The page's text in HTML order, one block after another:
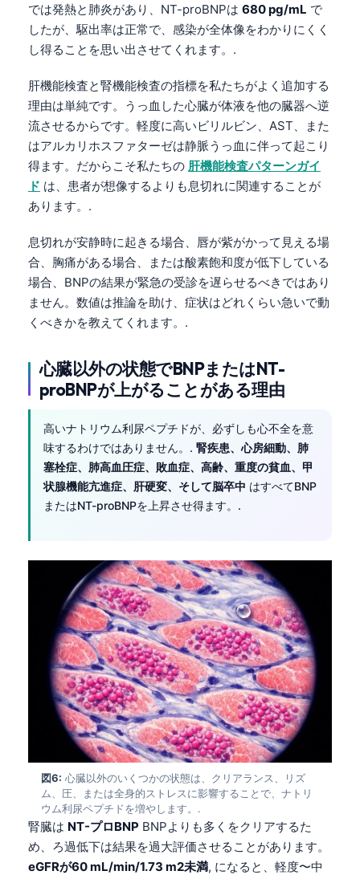
では発熱と肺炎があり、NT-proBNPは 680 pg/mL で
したが、駆出率は正常で、感染が全体像をわかりにくく
し得ることを思い出させてくれます。.
肝機能検査と腎機能検査の指標を私たちがよく追加する
理由は単純です。うっ血した心臓が体液を他の臓器へ逆
流させるからです。軽度に高いビリルビン、AST、また
はアルカリホスファターゼは静脈うっ血に伴って起こり
得ます。だからこそ私たちの 肝機能検査パターンガイ
ド は、患者が想像するよりも息切れに関連することが
あります。.
息切れが安静時に起きる場合、唇が紫がかって見える場
合、胸痛がある場合、または酸素飽和度が低下している
場合、BNPの結果が緊急の受診を遅らせるべきではあり
ません。数値は推論を助け、症状はどれくらい急いで動
くべきかを教えてくれます。.
心臓以外の状態でBNPまたはNT-
proBNPが上がることがある理由
高いナトリウム利尿ペプチドが、必ずしも心不全を意
味するわけではありません。. 腎疾患、心房細動、肺
塞栓症、肺高血圧症、敗血症、高齢、重度の貧血、甲
状腺機能亢進症、肝硬変、そして脳卒中 はすべてBNP
またはNT-proBNPを上昇させ得ます。.
図6: 心臓以外のいくつかの状態は、クリアランス、リズ
ム、圧、または全身的ストレスに影響することで、ナトリ
ウム利尿ペプチドを増やします。.
腎臓は NT-プロBNP BNPよりも多くをクリアするた
め、ろ過低下は結果を過大評価させることがあります。
eGFRが60 mL/min/1.73 m2未満, になると、軽度〜中
ភាសាខ្មែរ
Kiswahili
አማርኛ
Українська
O‘zbekcha
Català
Қазақ тілі
Suomi
Hrvatski
Slovenčina
অসমীয়া
Galego
Latviešu valoda
Euskara
Gàidhlig
Occitan
العربية المغربية
Afrikaans
Монгол
Basa Jawa
Cebuano
ئۇيغۇرچە
Кыргызча
Татар теле
Esperanto
Frysk